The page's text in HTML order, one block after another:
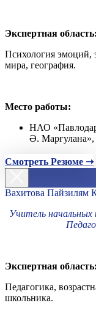
Экспертная область:
Психология эмоций,
мира, география.
Место работы:
НАО
Ә. Марғулана»,
Смотреть Резюме ➝
Вахитова Пайзилям
Учитель начальных
Экспертная область:
Педагогика,
школьника.